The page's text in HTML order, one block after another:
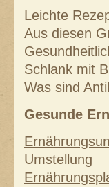
Leichte
Aus diesen
Schlank mit
Was sind
Gesunde
Umstellung